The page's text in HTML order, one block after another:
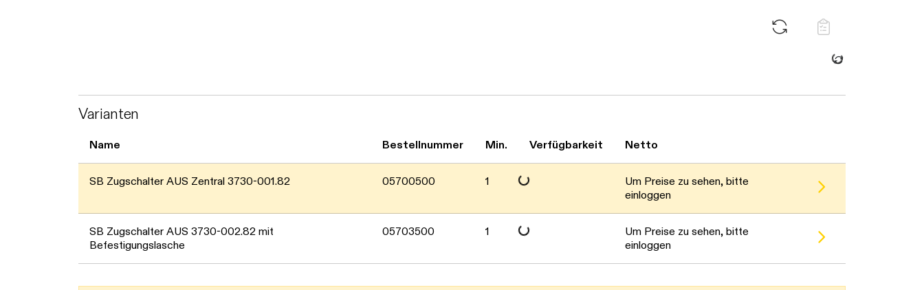
Daten werden geladen. Bitte warten...
Varianten
Name Bestellnummer Min. Verfügbarkeit Netto
SB Zugschalter AUS Zentral 3730-001.82 05700500 1Daten werden geladen. Bitte warten...
Um Preise zu sehen, bitte
einloggen
SB Zugschalter AUS 3730-002.82 mit
Befestigungslasche
05703500 1
Um Preise zu sehen, bitte
einloggen